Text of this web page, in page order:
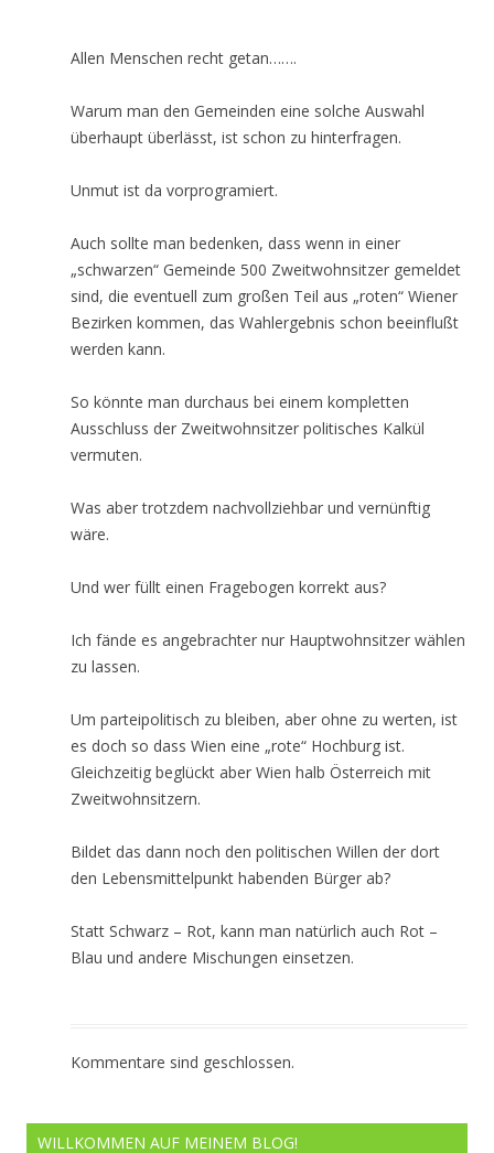
Allen Menschen recht getan…….
Warum man den Gemeinden eine solche Auswahl
überhaupt überlässt, ist schon zu hinterfragen.
Unmut ist da vorprogramiert.
Auch sollte man bedenken, dass wenn in einer
„schwarzen“ Gemeinde 500 Zweitwohnsitzer gemeldet
sind, die eventuell zum großen Teil aus „roten“ Wiener
Bezirken kommen, das Wahlergebnis schon beeinflußt
werden kann.
So könnte man durchaus bei einem kompletten
Ausschluss der Zweitwohnsitzer politisches Kalkül
vermuten.
Was aber trotzdem nachvollziehbar und vernünftig
wäre.
Und wer füllt einen Fragebogen korrekt aus?
Ich fände es angebrachter nur Hauptwohnsitzer wählen
zu lassen.
Um parteipolitisch zu bleiben, aber ohne zu werten, ist
es doch so dass Wien eine „rote“ Hochburg ist.
Gleichzeitig beglückt aber Wien halb Österreich mit
Zweitwohnsitzern.
Bildet das dann noch den politischen Willen der dort
den Lebensmittelpunkt habenden Bürger ab?
Statt Schwarz – Rot, kann man natürlich auch Rot –
Blau und andere Mischungen einsetzen.
Kommentare sind geschlossen.
WILLKOMMEN AUF MEINEM BLOG!